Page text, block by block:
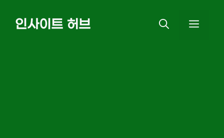
인사이트 허브